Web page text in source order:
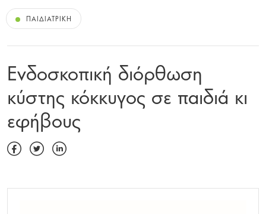
ΠΑΙΔΙΑΤΡΙΚΉ
Ενδοσκοπική διόρθωση
κύστης κόκκυγος σε παιδιά κι
εφήβους